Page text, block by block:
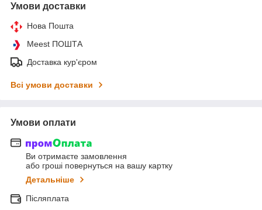
Умови доставки
Нова Пошта
Meest ПОШТА
Доставка кур'єром
Всі умови доставки
Умови оплати
Ви отримаєте замовлення
або гроші повернуться на вашу картку
Детальніше
Післяплата